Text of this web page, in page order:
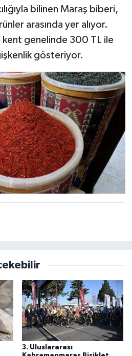
bilinen Maraş biberi,
arasında yer alıyor.
kent genelinde 300 TL ile
gösteriyor.
3. Uluslararası